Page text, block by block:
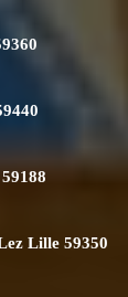
Lille 59350